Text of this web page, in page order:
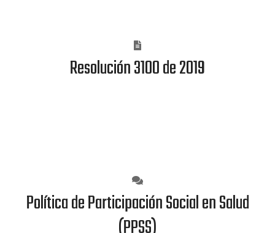
Resolución 3100 de 2019
Política de Participación Social en Salud
Promueve canales de comunicación accesibles y eficientes